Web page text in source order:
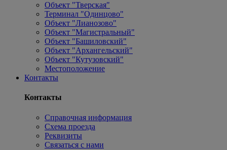
Объект "Тверская"
Терминал "Одинцово"
Объект "Лианозово"
Объект "Магистральный"
Объект "Башиловский"
Объект "Архангельский"
Объект "Кутузовский"
Местоположение
Контакты
Контакты
Справочная информация
Схема проезда
Реквизиты
Связаться с нами